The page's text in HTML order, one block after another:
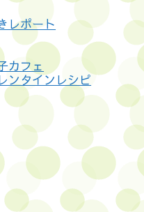
レポート
カフェ
ンタインレシピ